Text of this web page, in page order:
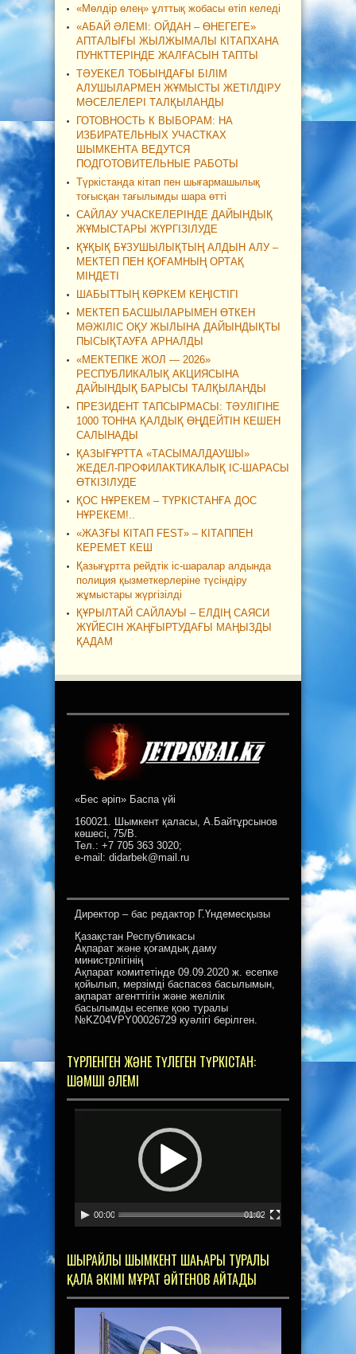
«Мөлдір өлең» ұлттық жобасы өтіп келеді
«АБАЙ ӘЛЕМІ: ОЙДАН – ӨНЕГЕГЕ»
АПТАЛЫҒЫ ЖЫЛЖЫМАЛЫ КІТАПХАНА
ПУНКТТЕРІНДЕ ЖАЛҒАСЫН ТАПТЫ
ТӘУЕКЕЛ ТОБЫНДАҒЫ БІЛІМ
АЛУШЫЛАРМЕН ЖҰМЫСТЫ ЖЕТІЛДІРУ
МӘСЕЛЕЛЕРІ ТАЛҚЫЛАНДЫ
ГОТОВНОСТЬ К ВЫБОРАМ: НА
ИЗБИРАТЕЛЬНЫХ УЧАСТКАХ
ШЫМКЕНТА ВЕДУТСЯ
ПОДГОТОВИТЕЛЬНЫЕ РАБОТЫ
Түркістанда кітап пен шығармашылық
тоғысқан тағылымды шара өтті
САЙЛАУ УЧАСКЕЛЕРІНДЕ ДАЙЫНДЫҚ
ЖҰМЫСТАРЫ ЖҮРГІЗІЛУДЕ
ҚҰҚЫҚ БҰЗУШЫЛЫҚТЫҢ АЛДЫН АЛУ –
МЕКТЕП ПЕН ҚОҒАМНЫҢ ОРТАҚ
МІНДЕТІ
ШАБЫТТЫҢ КӨРКЕМ КЕҢІСТІГІ
МЕКТЕП БАСШЫЛАРЫМЕН ӨТКЕН
МӘЖІЛІС ОҚУ ЖЫЛЫНА ДАЙЫНДЫҚТЫ
ПЫСЫҚТАУҒА АРНАЛДЫ
«МЕКТЕПКЕ ЖОЛ — 2026»
РЕСПУБЛИКАЛЫҚ АКЦИЯСЫНА
ДАЙЫНДЫҚ БАРЫСЫ ТАЛҚЫЛАНДЫ
ПРЕЗИДЕНТ ТАПСЫРМАСЫ: ТӘУЛІГІНЕ
1000 ТОННА ҚАЛДЫҚ ӨҢДЕЙТІН КЕШЕН
САЛЫНАДЫ
ҚАЗЫҒҰРТТА «ТАСЫМАЛДАУШЫ»
ЖЕДЕЛ-ПРОФИЛАКТИКАЛЫҚ ІС-ШАРАСЫ
ӨТКІЗІЛУДЕ
ҚОС НҰРЕКЕМ – ТҮРКІСТАНҒА ДОС
НҰРЕКЕМ!..
«ЖАЗҒЫ КІТАП FEST» – КІТАППЕН
КЕРЕМЕТ КЕШ
Қазығұртта рейдтік іс-шаралар алдында
полиция қызметкерлеріне түсіндіру
жұмыстары жүргізілді
ҚҰРЫЛТАЙ САЙЛАУЫ – ЕЛДІҢ САЯСИ
ЖҮЙЕСІН ЖАҢҒЫРТУДАҒЫ МАҢЫЗДЫ
ҚАДАМ
«Бес әріп» Баспа үйі
160021. Шымкент қаласы, А.Байтұрсынов
көшесі, 75/В.
Тел.: +7 705 363 3020;
e-mail: didarbek@mail.ru
Директор – бас редактор Г.Үндемесқызы
Қазақстан Республикасы
Ақпарат және қоғамдық даму
министрлігінің
Ақпарат комитетінде 09.09.2020 ж. есепке
қойылып, мерзімді баспасөз басылымын,
ақпарат агенттігін және желілік
басылымды есепке қою туралы
№KZ04VPY00026729 куәлігі берілген.
ТҮРЛЕНГЕН ЖӘНЕ ТҮЛЕГЕН ТҮРКІСТАН:
ШӘМШІ ӘЛЕМІ
00:00 01:02
ШЫРАЙЛЫ ШЫМКЕНТ ШАҺАРЫ ТУРАЛЫ
ҚАЛА ӘКІМІ МҰРАТ ӘЙТЕНОВ АЙТАДЫ
Видеоплеер